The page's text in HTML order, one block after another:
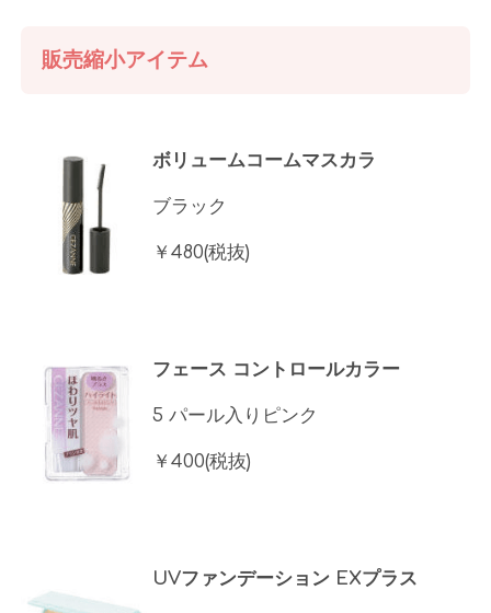
販売縮小アイテム
ボリュームコームマスカラ
ブラック
￥480(税抜)
フェース コントロールカラー
5 パール入りピンク
￥400(税抜)
UVファンデーション EXプラス